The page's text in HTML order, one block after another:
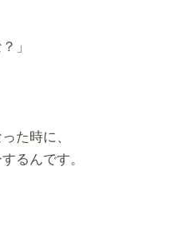
」
た時に、
るんです。